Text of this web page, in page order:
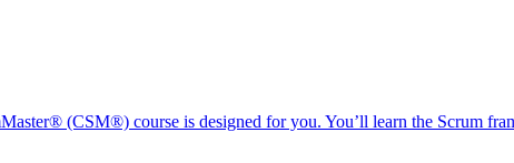
(CSM®) course is designed for you. You’ll learn the Scrum